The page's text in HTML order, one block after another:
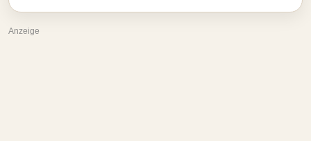
Anzeige